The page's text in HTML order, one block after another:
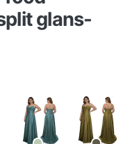
glans-